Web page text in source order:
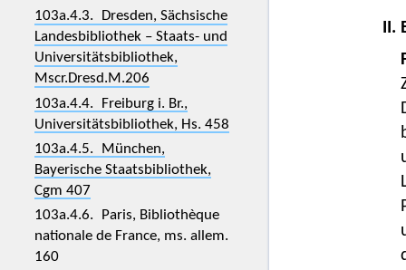
103a.4.3. Dresden, Sächsische
Landesbibliothek – Staats- und
Universitätsbibliothek,
Mscr.Dresd.M.206
103a.4.4. Freiburg i. Br.,
Universitätsbibliothek, Hs. 458
103a.4.5. München,
Bayerische Staatsbibliothek,
Cgm 407
103a.4.6. Paris, Bibliothèque
nationale de France, ms. allem.
160
II.